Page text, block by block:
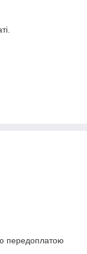
передоплатою